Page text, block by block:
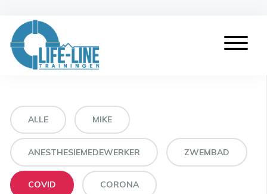
ALLE MIKE
ANESTHESIEMEDEWERKER ZWEMBAD
COVID CORONA